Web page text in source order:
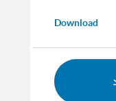
Download